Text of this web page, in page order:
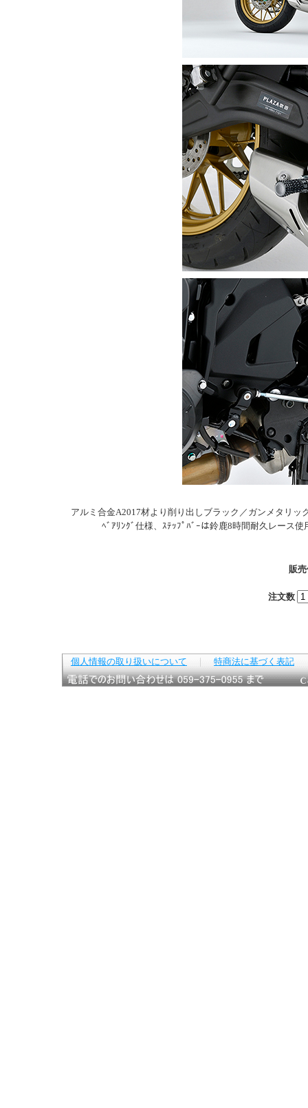
アルミ合金A2017材より削り出しブラック／ガンメタリッ
ﾍﾞｱﾘﾝｸﾞ仕様、ｽﾃｯﾌﾟﾊﾞｰは鈴鹿8時間耐久レース
販
注文数
個人情報の取り扱いについて 特商法に基づく表記